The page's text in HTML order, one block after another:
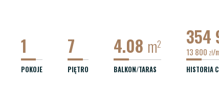
POKOJE
1
PIĘTRO
7
BALKON/TARAS
4.08 m2
HISTORIA
354
13 800 zł/